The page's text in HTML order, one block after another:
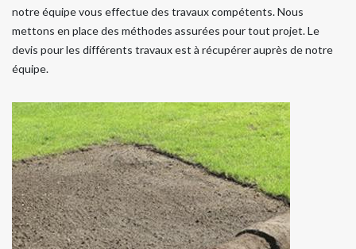
notre équipe vous effectue des travaux compétents. Nous
mettons en place des méthodes assurées pour tout projet. Le
devis pour les différents travaux est à récupérer auprès de notre
équipe.